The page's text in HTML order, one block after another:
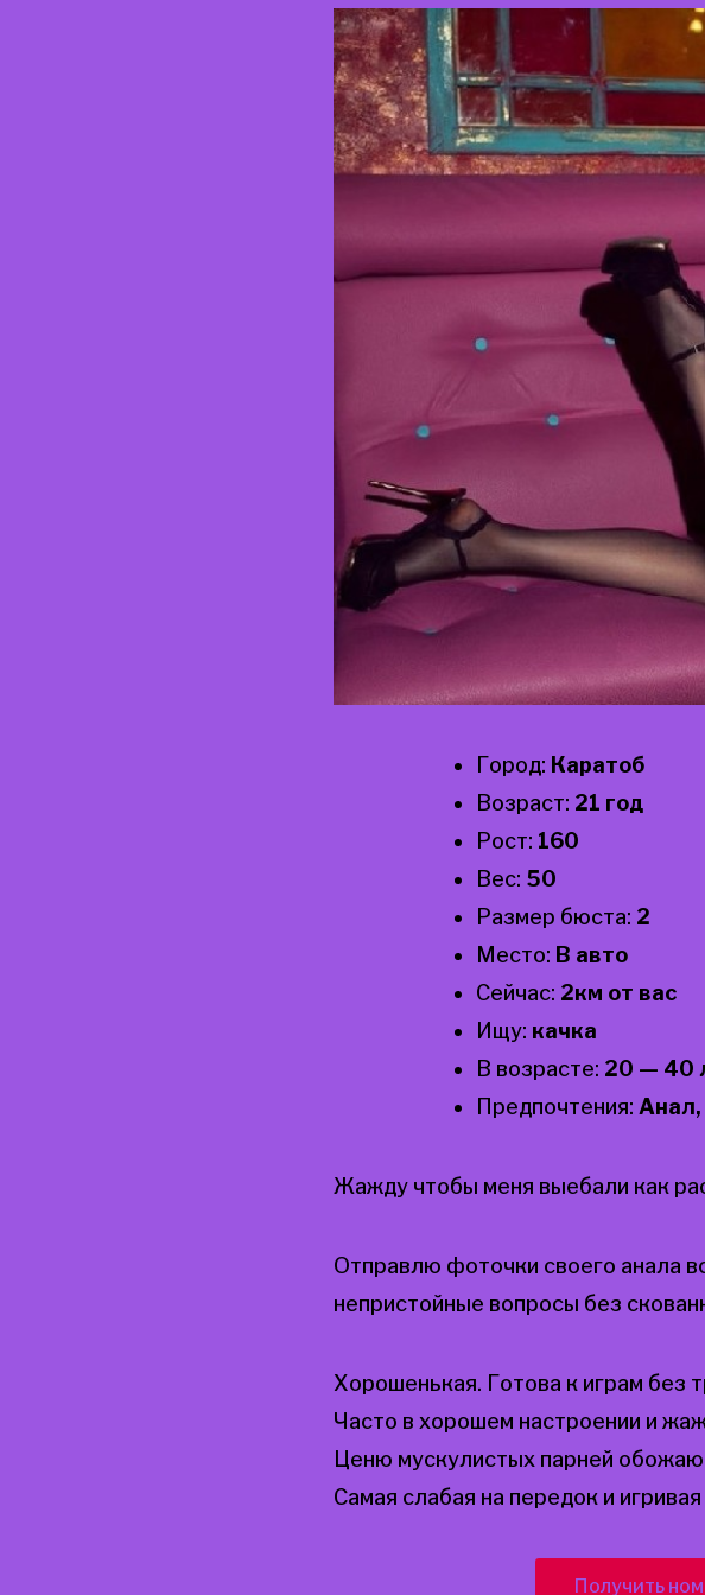
Город: Каратоб
Возраст: 21 год
Рост: 160
Вес: 50
Размер бюста: 2
Место: В авто
Сейчас: 2км от вас
Ищу: качка
В возрасте: 20 — 40
Предпочтения:
Жажду чтобы меня выебали как
Отправлю фоточки своего анала
непристойные вопросы без
Хорошенькая. Готова к играм без
Часто в хорошем настроении и
Ценю мускулистых парней
Самая слабая на передок и
Получить